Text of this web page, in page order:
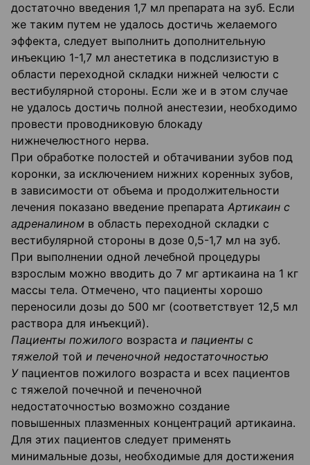
достаточно введения 1,7 мл препарата на зуб. Если
же таким путем не удалось достичь желаемого
эффекта, следует выполнить дополнительную
инъекцию 1-1,7 мл анестетика в подслизистую в
области переходной складки нижней челюсти с
вестибулярной стороны. Если же и в этом случае
не удалось достичь полной анестезии, необходимо
провести проводниковую блокаду
нижнечелюстного нерва.
При обработке полостей и обтачивании зубов под
коронки, за исключением нижних коренных зубов,
в зависимости от объема и продолжительности
лечения показано введение препарата Артикаин с
адреналином в область переходной складки с
вестибулярной стороны в дозе 0,5-1,7 мл на зуб.
При выполнении одной лечебной процедуры
взрослым можно вводить до 7 мг артикаина на 1 кг
массы тела. Отмечено, что пациенты хорошо
переносили дозы до 500 мг (соответствует 12,5 мл
раствора для инъекций).
Пациенты пожилого возраста и пациенты с
тяжелой той и печеночной недостаточностью
Упациентов пожилого возраста и всех пациентов
с тяжелой почечной и печеночной
недостаточностью возможно создание
повышенных плазменных концентраций артикаина.
Для этих пациентов следует применять
минимальные дозы, необходимые для достижения